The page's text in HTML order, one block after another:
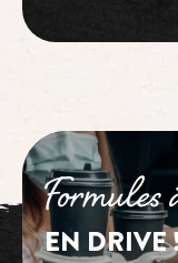
Formules
EN DRIVE